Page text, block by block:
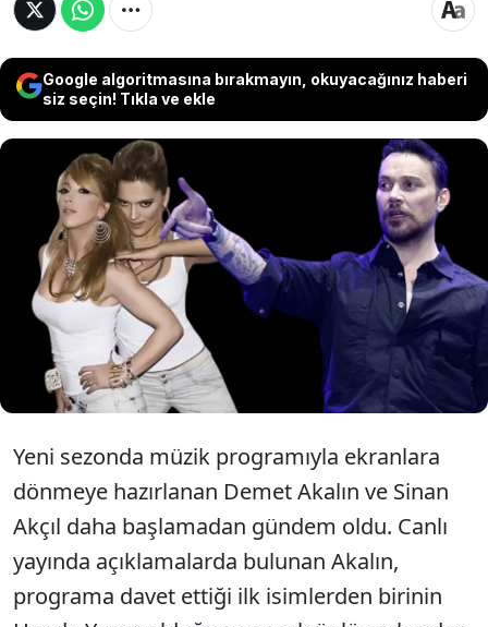
Google algoritmasına bırakmayın, okuyacağınız haberi
siz seçin! Tıkla ve ekle
Demet Akalın, Sinan Akçıl ile yapacakları
yeni müzik programını duyurdu. Akalın, ilk
konuk teklifini götürdüğü Hande
Yener’den ise olumsuz yanıt aldığını
açıkladı.
Yeni sezonda müzik programıyla ekranlara
dönmeye hazırlanan Demet Akalın ve Sinan
Akçıl daha başlamadan gündem oldu. Canlı
yayında açıklamalarda bulunan Akalın,
programa davet ettiği ilk isimlerden birinin